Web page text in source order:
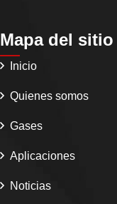
Mapa del sitio
Inicio
Quienes somos
Gases
Aplicaciones
Noticias